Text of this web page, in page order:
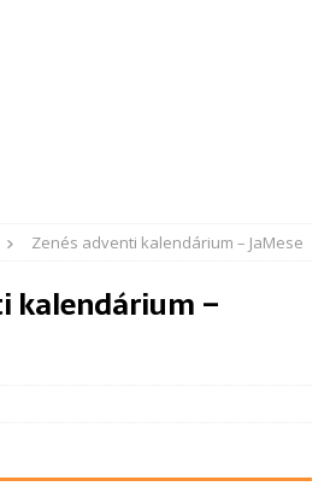
Zenés adventi kalendárium – JaMese
kalendárium –